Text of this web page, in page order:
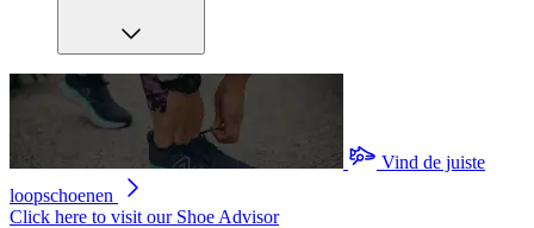
Vind de juiste
loopschoenen
Click here to visit our Shoe Advisor